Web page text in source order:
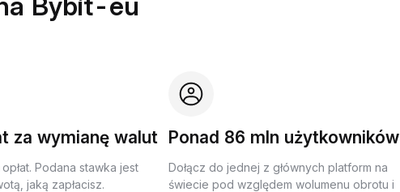
za wymianę walut
Podana stawka jest
jaką zapłacisz.
Ponad 86 mln użytkowników
Dołącz do jednej z głównych platform na
świecie pod względem wolumenu obrotu i